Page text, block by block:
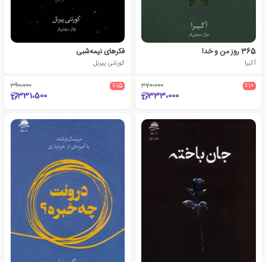
365 روز من و خدا
آکیرا
٪10 370،000
333،000
فکرهای نیمه‌‌شبی
کورتنی پپرنل
٪15 390،000
331،500